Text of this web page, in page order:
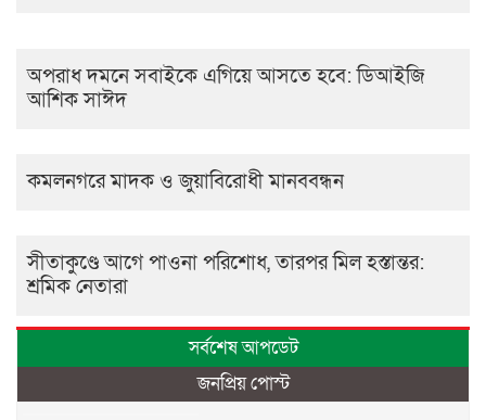
অপরাধ দমনে সবাইকে এগিয়ে আসতে হবে: ডিআইজি
আশিক সাঈদ
কমলনগরে মাদক ও জুয়াবিরোধী মানববন্ধন
সীতাকুণ্ডে আগে পাওনা পরিশোধ, তারপর মিল হস্তান্তর:
শ্রমিক নেতারা
সর্বশেষ আপডেট
জনপ্রিয় পোস্ট